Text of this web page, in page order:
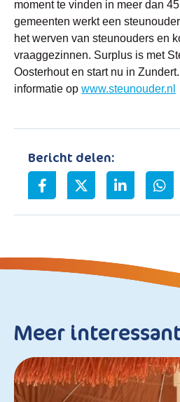
moment te vinden in meer dan
gemeenten werkt een
het werven van steunouders en
vraaggezinnen. Surplus is met
Oosterhout en start nu in
informatie op www.steunouder.nl
Bericht delen:
Meer